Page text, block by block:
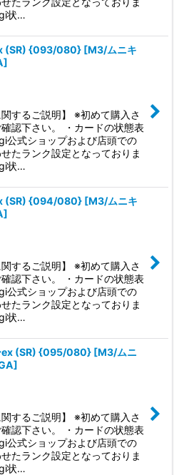
状…
(SR) {093/080} [M3/ムニキ
関するご説明】 ※初めて購入さ
認下さい。 ・カードの状態表
公式ショップおよび店頭での
たランク設定となっておりま
状…
(SR) {094/080} [M3/ムニキ
関するご説明】 ※初めて購入さ
認下さい。 ・カードの状態表
公式ショップおよび店頭での
たランク設定となっておりま
状…
ex (SR) {095/080} [M3/ムニ
関するご説明】 ※初めて購入さ
認下さい。 ・カードの状態表
公式ショップおよび店頭での
たランク設定となっておりま
状…